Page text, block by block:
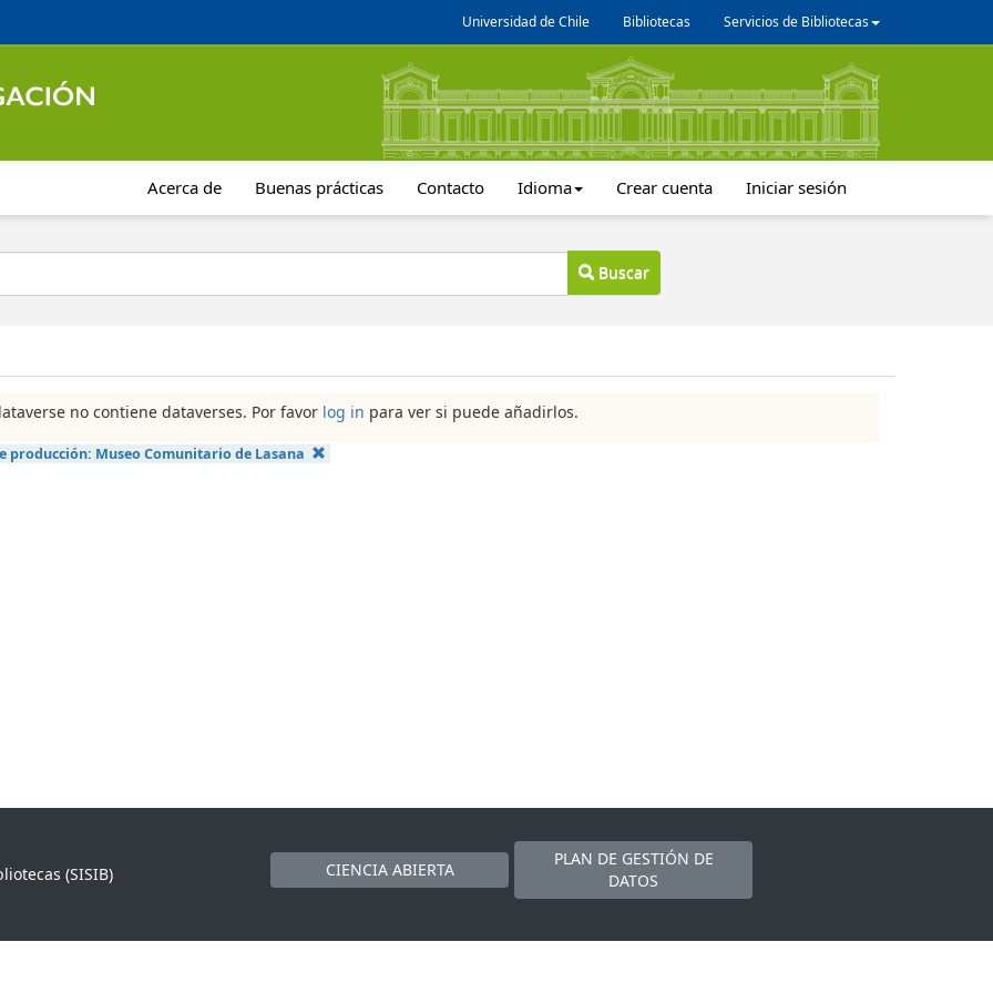
Universidad de Chile Bibliotecas Servicios de Bibliotecas
Acerca de Buenas prácticas Contacto Idioma Crear cuenta Iniciar sesión
Buscar
no contiene dataverses. Por favor log in para ver si puede añadirlos.
producción: Museo Comunitario de Lasana
(SISIB)
CIENCIA ABIERTA
PLAN DE GESTIÓN DE
DATOS